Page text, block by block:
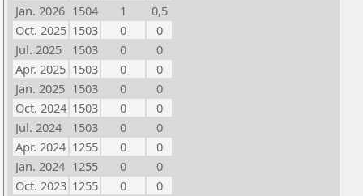
Jan. 2026 1504 1
0,5
Oct. 2025 1503 0
0
Jul. 2025
1503 0
0
Apr. 2025 1503 0
0
Jan. 2025 1503 0
0
Oct. 2024 1503 0
0
Jul. 2024
1503 0
0
Apr. 2024 1255 0
0
Jan. 2024 1255 0
0
Oct. 2023 1255 0
0